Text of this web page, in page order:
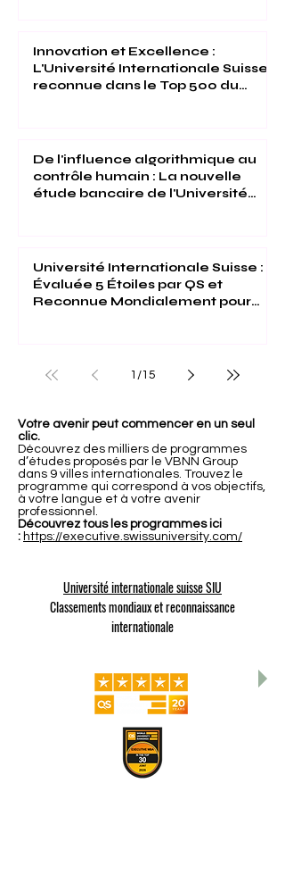
Innovation et Excellence :
L'Université Internationale Suisse
reconnue dans le Top 500 du
De l'influence algorithmique au
contrôle humain : La nouvelle
étude bancaire de l'Université
Université Internationale Suisse :
Évaluée 5 Étoiles par QS et
Reconnue Mondialement pour
1 /15
Votre avenir peut commencer en un seul
clic.
Découvrez des milliers de programmes
d’études proposés par le VBNN Group
dans 9 villes internationales. Trouvez le
programme qui correspond à vos objectifs,
à votre langue et à votre avenir
professionnel.
Découvrez tous les programmes ici
: https://executive.swissuniversity.com/
Université internationale suisse SIU
Classements mondiaux et reconnaissance
internationale